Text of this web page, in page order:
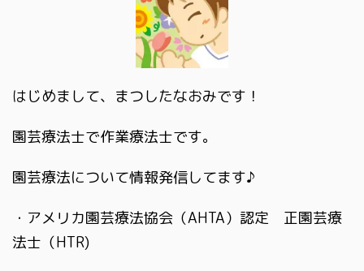
はじめまして、まつしたなおみです！
園芸療法士で作業療法士です。
園芸療法について情報発信してます♪
・アメリカ園芸療法協会（AHTA）認定 正園芸療
法士（HTR)